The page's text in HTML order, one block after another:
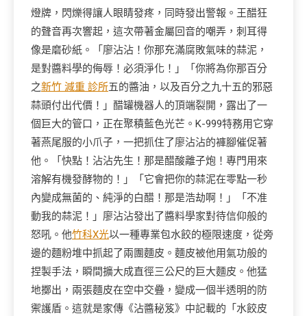
燈牌，閃爍得讓人眼睛發疼，同時發出警報。王醋狂
的聲音再次響起，這次帶著金屬回音的嘲弄，刺耳得
像是磨砂紙。「廖沾沾！你那充滿腐敗氣味的蒜泥，
是對醬料學的侮辱！必須淨化！」「你將為你那百分
之新竹 減重 診所五的醬油，以及百分之九十五的邪惡
蒜頭付出代價！」醋罐機器人的頂端裂開，露出了一
個巨大的管口，正在聚積藍色光芒。K-999特務用它穿
著燕尾服的小爪子，一把抓住了廖沾沾的褲腳催促著
他。「快點！沾沾先生！那是醋酸離子炮！專門用來
溶解有機發酵物的！」「它會把你的蒜泥在零點一秒
內變成無菌的、純淨的白醋！那是浩劫啊！」「不准
動我的蒜泥！」廖沾沾發出了醬料學家對待信仰般的
怒吼。他竹科X光以一種專業包水餃的極限速度，從旁
邊的麵粉堆中抓起了兩團麵皮。麵皮被他用氣功般的
捏製手法，瞬間擴大成直徑三公尺的巨大麵皮。他猛
地擲出，兩張麵皮在空中交疊，變成一個半透明的防
禦護盾。這就是家傳《沾醬秘笈》中記載的「水餃皮